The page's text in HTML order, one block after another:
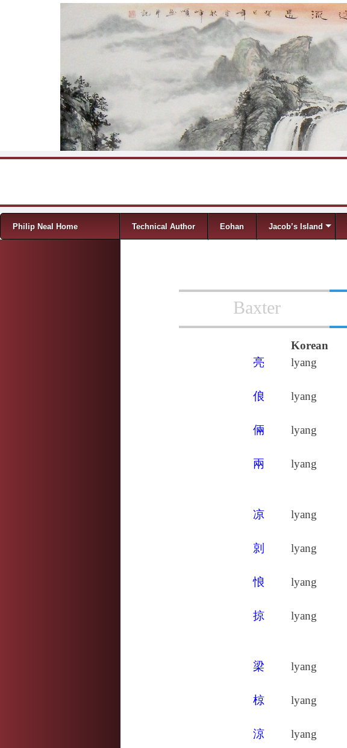
Menu
Skip to content
Philip Neal Home Technical Author Eohan Jacob’s Island
Baxter
Korean
亮
lyang
俍 lyang
倆 lyang
兩 lyang
凉 lyang
剠 lyang
悢 lyang
掠 lyang
梁 lyang
椋 lyang
涼 lyang